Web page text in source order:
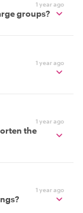
1 year ago
groups?
1 year ago
1 year ago
the
1 year ago